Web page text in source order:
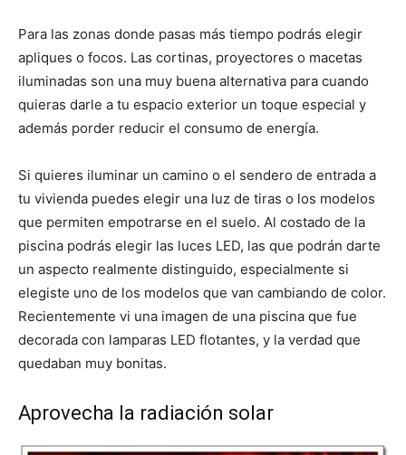
Para las zonas donde pasas más tiempo podrás elegir
apliques o focos. Las cortinas, proyectores o macetas
iluminadas son una muy buena alternativa para cuando
quieras darle a tu espacio exterior un toque especial y
además porder reducir el consumo de energía.
Si quieres iluminar un camino o el sendero de entrada a
tu vivienda puedes elegir una luz de tiras o los modelos
que permiten empotrarse en el suelo. Al costado de la
piscina podrás elegir las luces LED, las que podrán darte
un aspecto realmente distinguido, especialmente si
elegiste uno de los modelos que van cambiando de color.
Recientemente vi una imagen de una piscina que fue
decorada con lamparas LED flotantes, y la verdad que
quedaban muy bonitas.
Aprovecha la radiación solar